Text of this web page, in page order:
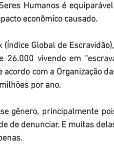
Humanos é
econômico causado.
Global de
vivendo em
com a Organização
por ano.
gênero, principalmente
de denunciar. E muitas